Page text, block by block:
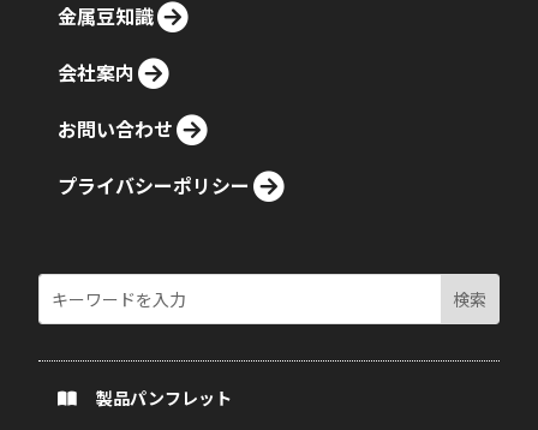
金属豆知識
会社案内
お問い合わせ
プライバシーポリシー
製品パンフレット